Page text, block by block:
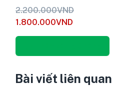
Được xếp
hạng
5.00
5
sao
2.200.000VND
1.800.000VND
Bài viết liên quan